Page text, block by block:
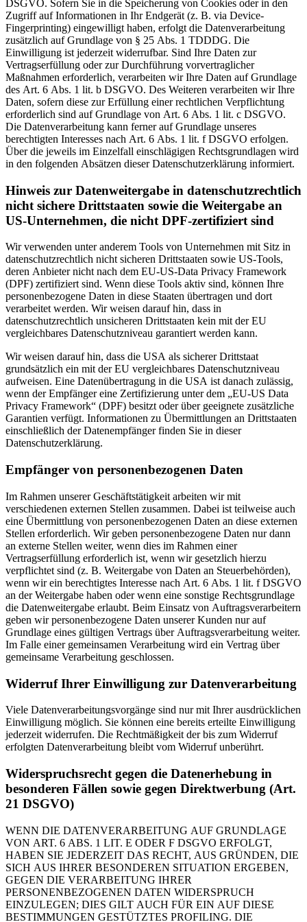
DSGVO. Sofern Sie in die Speicherung von Cookies oder in den
Zugriff auf Informationen in Ihr Endgerät (z. B. via Device-
Fingerprinting) eingewilligt haben, erfolgt die Datenverarbeitung
zusätzlich auf Grundlage von § 25 Abs. 1 TDDDG. Die
Einwilligung ist jederzeit widerrufbar. Sind Ihre Daten zur
Vertragserfüllung oder zur Durchführung vorvertraglicher
Maßnahmen erforderlich, verarbeiten wir Ihre Daten auf Grundlage
des Art. 6 Abs. 1 lit. b DSGVO. Des Weiteren verarbeiten wir Ihre
Daten, sofern diese zur Erfüllung einer rechtlichen Verpflichtung
erforderlich sind auf Grundlage von Art. 6 Abs. 1 lit. c DSGVO.
Die Datenverarbeitung kann ferner auf Grundlage unseres
berechtigten Interesses nach Art. 6 Abs. 1 lit. f DSGVO erfolgen.
Über die jeweils im Einzelfall einschlägigen Rechtsgrundlagen wird
in den folgenden Absätzen dieser Datenschutzerklärung informiert.
Hinweis zur Datenweitergabe in datenschutzrechtlich
nicht sichere Drittstaaten sowie die Weitergabe an
US-Unternehmen, die nicht DPF-zertifiziert sind
Wir verwenden unter anderem Tools von Unternehmen mit Sitz in
datenschutzrechtlich nicht sicheren Drittstaaten sowie US-Tools,
deren Anbieter nicht nach dem EU-US-Data Privacy Framework
(DPF) zertifiziert sind. Wenn diese Tools aktiv sind, können Ihre
personenbezogene Daten in diese Staaten übertragen und dort
verarbeitet werden. Wir weisen darauf hin, dass in
datenschutzrechtlich unsicheren Drittstaaten kein mit der EU
vergleichbares Datenschutzniveau garantiert werden kann.
Wir weisen darauf hin, dass die USA als sicherer Drittstaat
grundsätzlich ein mit der EU vergleichbares Datenschutzniveau
aufweisen. Eine Datenübertragung in die USA ist danach zulässig,
wenn der Empfänger eine Zertifizierung unter dem „EU-US Data
Privacy Framework“ (DPF) besitzt oder über geeignete zusätzliche
Garantien verfügt. Informationen zu Übermittlungen an Drittstaaten
einschließlich der Datenempfänger finden Sie in dieser
Datenschutzerklärung.
Empfänger von personenbezogenen Daten
Im Rahmen unserer Geschäftstätigkeit arbeiten wir mit
verschiedenen externen Stellen zusammen. Dabei ist teilweise auch
eine Übermittlung von personenbezogenen Daten an diese externen
Stellen erforderlich. Wir geben personenbezogene Daten nur dann
an externe Stellen weiter, wenn dies im Rahmen einer
Vertragserfüllung erforderlich ist, wenn wir gesetzlich hierzu
verpflichtet sind (z. B. Weitergabe von Daten an Steuerbehörden),
wenn wir ein berechtigtes Interesse nach Art. 6 Abs. 1 lit. f DSGVO
an der Weitergabe haben oder wenn eine sonstige Rechtsgrundlage
die Datenweitergabe erlaubt. Beim Einsatz von Auftragsverarbeitern
geben wir personenbezogene Daten unserer Kunden nur auf
Grundlage eines gültigen Vertrags über Auftragsverarbeitung weiter.
Im Falle einer gemeinsamen Verarbeitung wird ein Vertrag über
gemeinsame Verarbeitung geschlossen.
Widerruf Ihrer Einwilligung zur Datenverarbeitung
Viele Datenverarbeitungsvorgänge sind nur mit Ihrer ausdrücklichen
Einwilligung möglich. Sie können eine bereits erteilte Einwilligung
jederzeit widerrufen. Die Rechtmäßigkeit der bis zum Widerruf
erfolgten Datenverarbeitung bleibt vom Widerruf unberührt.
Widerspruchsrecht gegen die Datenerhebung in
besonderen Fällen sowie gegen Direktwerbung (Art.
21 DSGVO)
WENN DIE DATENVERARBEITUNG AUF GRUNDLAGE
VON ART. 6 ABS. 1 LIT. E ODER F DSGVO ERFOLGT,
HABEN SIE JEDERZEIT DAS RECHT, AUS GRÜNDEN, DIE
SICH AUS IHRER BESONDEREN SITUATION ERGEBEN,
GEGEN DIE VERARBEITUNG IHRER
PERSONENBEZOGENEN DATEN WIDERSPRUCH
EINZULEGEN; DIES GILT AUCH FÜR EIN AUF DIESE
BESTIMMUNGEN GESTÜTZTES PROFILING. DIE